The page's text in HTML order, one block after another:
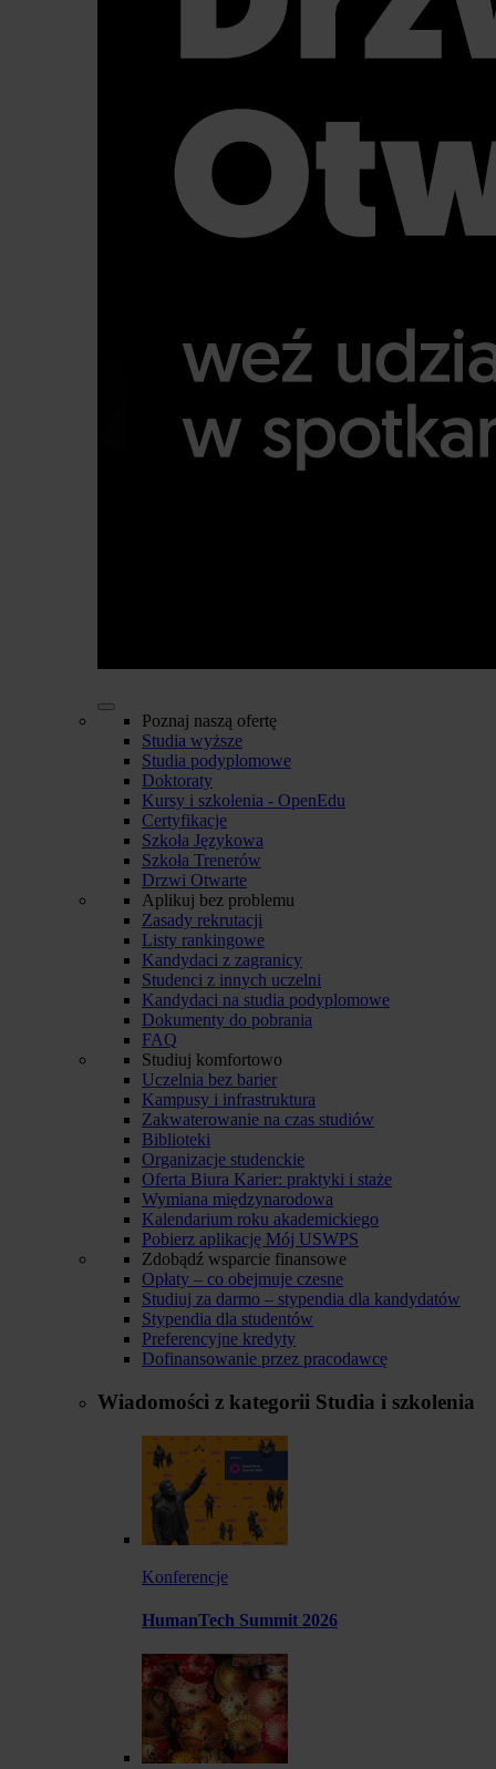
Poznaj naszą ofertę
Studia wyższe
Studia podyplomowe
Doktoraty
Kursy i szkolenia - OpenEdu
Certyfikacje
Szkoła Językowa
Szkoła Trenerów
Drzwi Otwarte
Aplikuj bez problemu
Zasady rekrutacji
Listy rankingowe
Kandydaci z zagranicy
Studenci z innych uczelni
Kandydaci na studia podyplomowe
Dokumenty do pobrania
FAQ
Studiuj komfortowo
Uczelnia bez barier
Kampusy i infrastruktura
Zakwaterowanie na czas studiów
Biblioteki
Organizacje studenckie
Oferta Biura Karier: praktyki i staże
Wymiana międzynarodowa
Kalendarium roku akademickiego
Pobierz aplikację Mój USWPS
Zdobądź wsparcie finansowe
Opłaty – co obejmuje czesne
Studiuj za darmo – stypendia dla kandydatów
Stypendia dla studentów
Preferencyjne kredyty
Dofinansowanie przez pracodawcę
Wiadomości z kategorii Studia i szkolenia
Konferencje
HumanTech Summit 2026